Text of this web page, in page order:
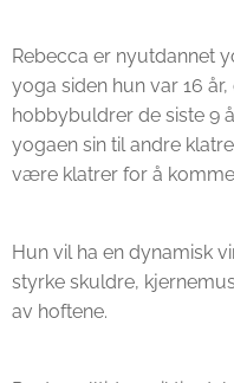
Rebecca er nyutdannet
yoga siden hun var 16
hobbybuldrer de siste 9
yogaen sin til andre
være klatrer for å
Hun vil ha en dynamisk
styrke skuldre,
av hoftene.